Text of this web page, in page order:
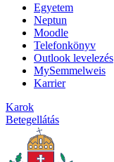
Egyetem
Neptun
Moodle
Telefonkönyv
Outlook levelezés
MySemmelweis
Karrier
Karok
Betegellátás